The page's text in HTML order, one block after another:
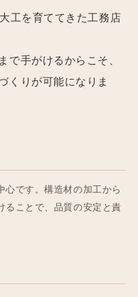
工を育ててきた工務店
で手がけるからこそ、
くりが可能になりま
心です。構造材の加工から
ることで、品質の安定と責